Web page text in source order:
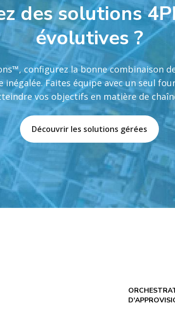
des solutions
évolutives ?
configurez la bonne combinaison
inégalée. Faites équipe avec un seul
vos objectifs en matière de
Découvrir les solutions gérées